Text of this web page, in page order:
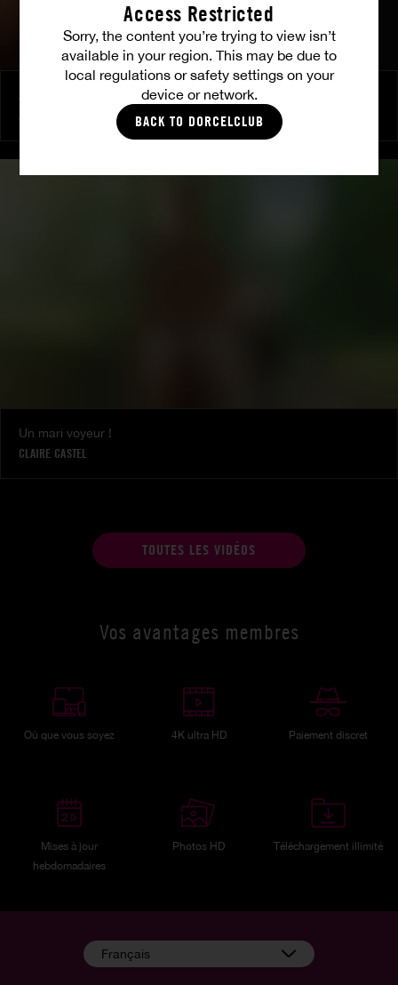
Access Restricted
Sorry, the content you’re trying to view isn’t
available in your region. This may be due to
local regulations or safety settings on your
device or network.
BACK TO DORCELCLUB
Attachez-moi
ANNA POLINA
Un mari voyeur !
CLAIRE CASTEL
TOUTES LES VIDÉOS
Vos avantages membres
Où que vous soyez 4K ultra HD Paiement discret
Mises à jour
hebdomadaires
Photos HD Téléchargement illimité
Français